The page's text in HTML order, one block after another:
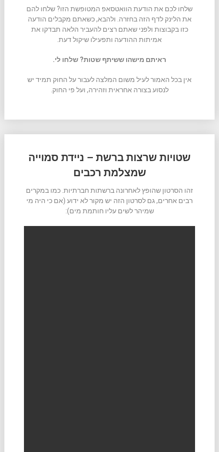
שלחו לכם את הודעת הוואטסאפ המטופשת הזו? שלחו להם
את הלינק לדף הזה בחזרה. ולהבא, כשאתם מקבלים הודעה
כזו בקבוצות ולפני שאתם רצים להעביר הלאה תבדקו את
אמיתות ההודעה ותפעילו שיקול דעת.
ראיתם מישהו ששיתף שטות? שלחו לי.
אין בכל האמור לעיל משום המלצה לעבור על החוק תמיד יש
לנסוע בצורה אחראית וזהירה, ועל פי החוק.
שטויות שרצות ברשת – ניידת סמוייה
שמצלמת רכבים
זהו הסרטון שהופץ לאחרונה ברשתות חברתיות. כמו במקרים
רבים אחרים, גם לסרטון הזה יש מקור לא ידוע (אם כי היה מי
שמיהר לשים עליו חותמת מים):